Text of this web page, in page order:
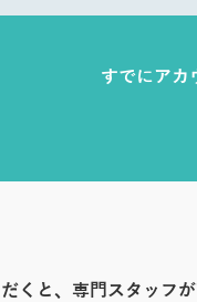
すでにアカ
くと、専門スタッフ